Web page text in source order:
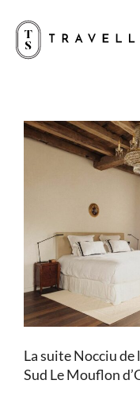
La suite Nocciu de
Sud Le Mouflon